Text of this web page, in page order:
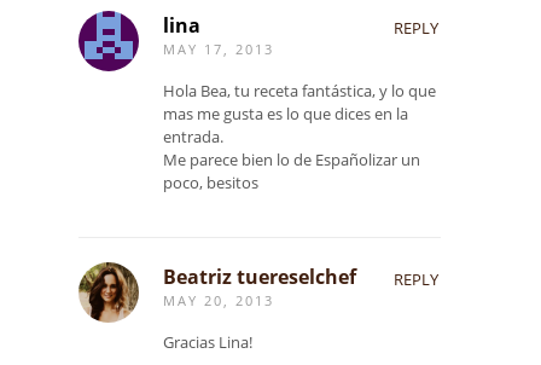
lina
MAY 17, 2013
REPLY
Hola Bea, tu receta fantástica, y lo que
mas me gusta es lo que dices en la
entrada.
Me parece bien lo de Españolizar un
poco, besitos
Beatriz tuereselchef
MAY 20, 2013
REPLY
Gracias Lina!